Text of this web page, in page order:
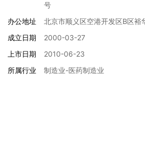
号
办公地址
北京市顺义区空港开发区B区裕
成立日期
2000-03-27
上市日期
2010-06-23
所属行业
制造业-医药制造业